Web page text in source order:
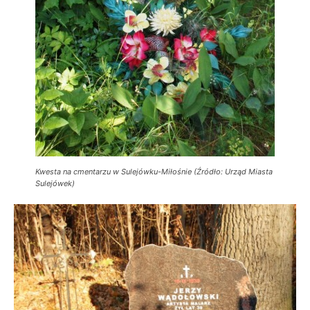
Kwesta na cmentarzu w Sulejówku-Miłośnie (Źródło: Urząd Miasta
Sulejówek)